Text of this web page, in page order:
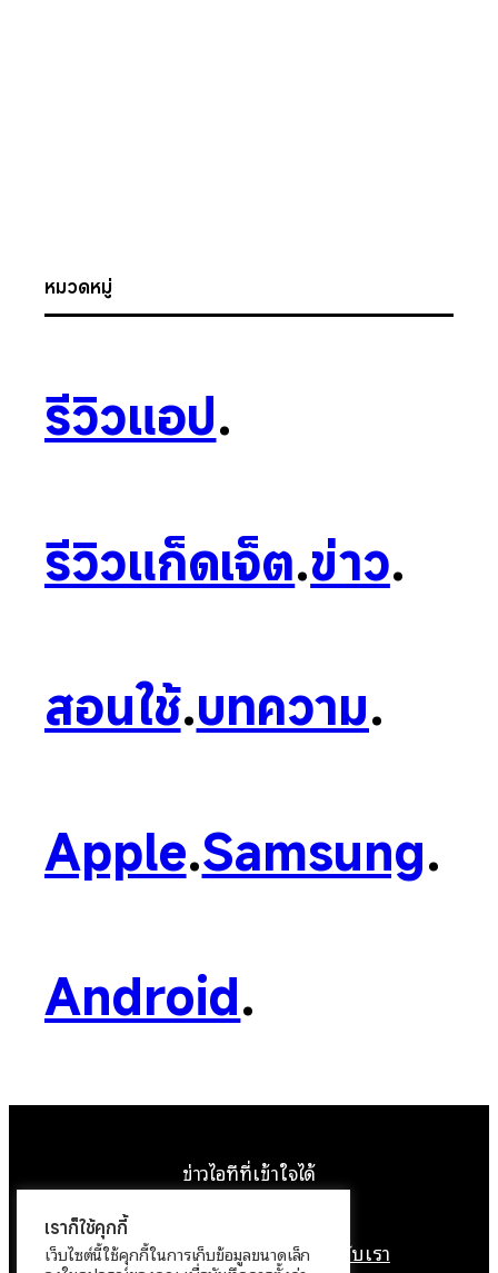
หมวดหมู่
รีวิวแอป.
รีวิวแก็ดเจ็ต.ข่าว.
สอนใช้.บทความ.
Apple.Samsung.
Android.
ข่าวไอทีที่เข้าใจได้
หน้าแรกติดต่อเราลิขสิทธิ์เกี่ยวกับเรา
เราก็ใช้คุกกี้
เว็บไซต์นี้ใช้คุกกี้ในการเก็บข้อมูลขนาดเล็ก